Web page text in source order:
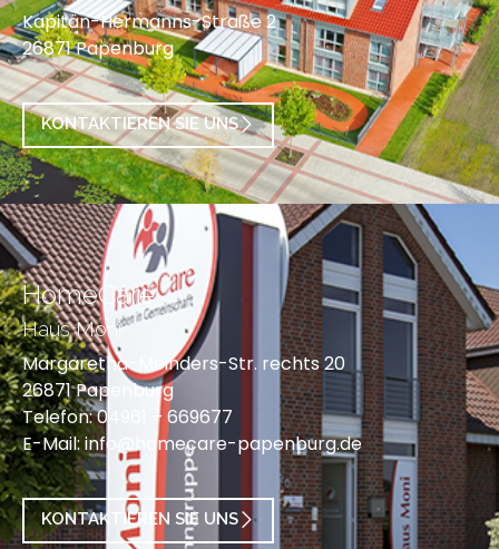
Kapitän-Hermanns-Straße 2
26871 Papenburg
KONTAKTIEREN SIE UNS
HomeCare
Haus Moni
Margaretha-Meinders-Str. rechts 20
26871 Papenburg
Telefon: 04961 – 669677
E-Mail:info@homecare-papenburg.de
KONTAKTIEREN SIE UNS